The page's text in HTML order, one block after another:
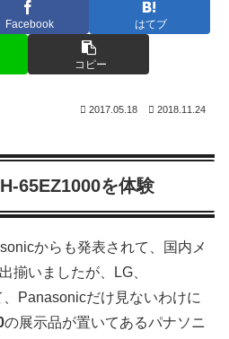
Facebook はてブ
コピー
2017.05.18 2018.11.24
65EZ1000を体験
からも発表されて、国内メ
揃いましたが、LG、
Panasonicだけ見ないわけに
の展示品が置いてあるパナソニ